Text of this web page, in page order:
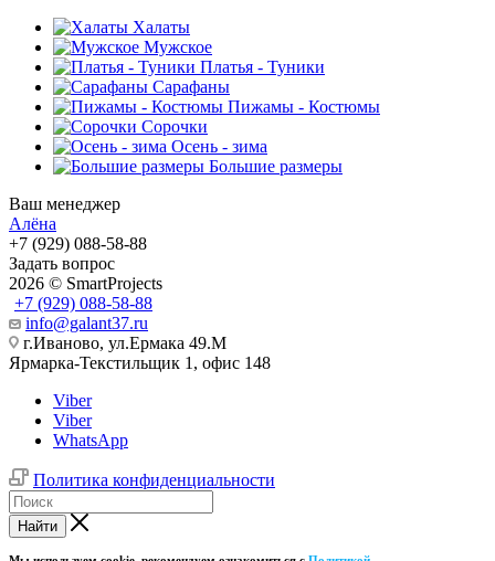
Халаты
Мужское
Платья - Туники
Сарафаны
Пижамы - Костюмы
Сорочки
Oсень - зима
Большие размеры
Ваш менеджер
Алёна
+7 (929) 088-58-88
Задать вопрос
2026 © SmartProjects
+7 (929) 088-58-88
info@galant37.ru
г.Иваново, ул.Ермака 49.M
Ярмарка-Текстильщик 1, офис 148
Viber
Viber
WhatsApp
Политика конфиденциальности
Найти